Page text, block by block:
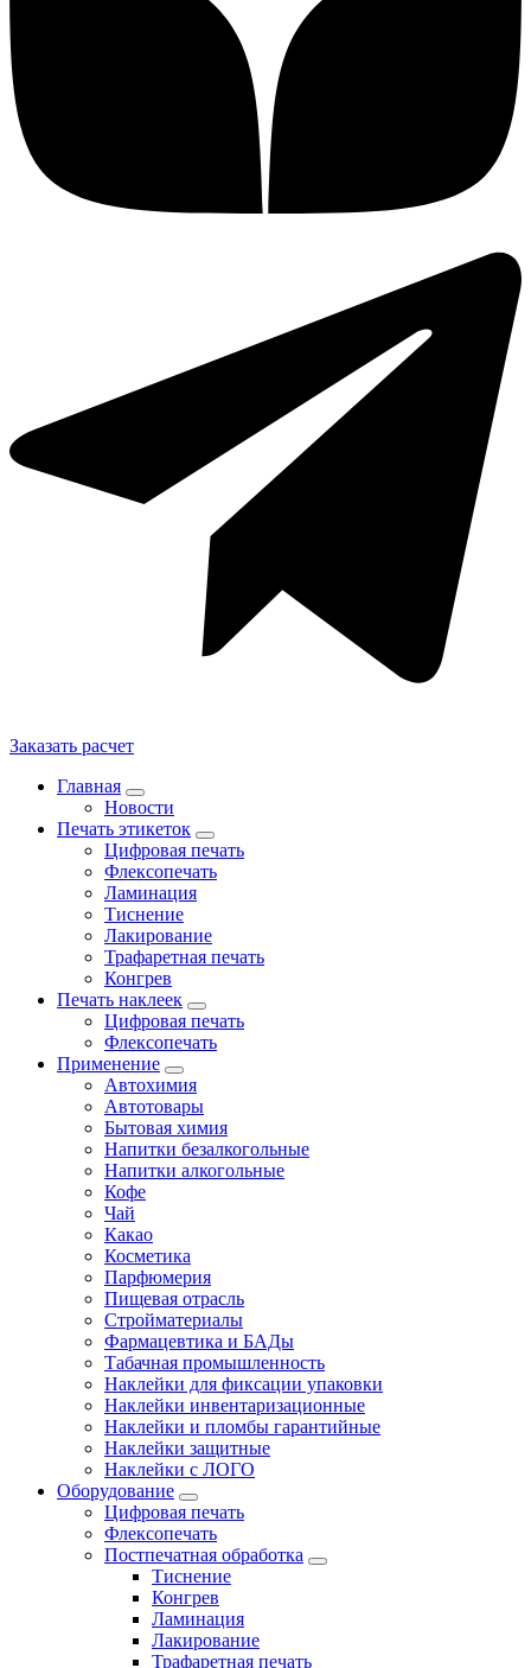
Заказать расчет
Главная
Новости
Печать этикеток
Цифровая печать
Флексопечать
Ламинация
Тиснение
Лакирование
Трафаретная печать
Конгрев
Печать наклеек
Цифровая печать
Флексопечать
Применение
Автохимия
Автотовары
Бытовая химия
Напитки безалкогольные
Напитки алкогольные
Кофе
Чай
Какао
Косметика
Парфюмерия
Пищевая отрасль
Стройматериалы
Фармацевтика и БАДы
Табачная промышленность
Наклейки для фиксации упаковки
Наклейки инвентаризационные
Наклейки и пломбы гарантийные
Наклейки защитные
Наклейки с ЛОГО
Оборудование
Цифровая печать
Флексопечать
Постпечатная обработка
Тиснение
Конгрев
Ламинация
Лакирование
Трафаретная печать